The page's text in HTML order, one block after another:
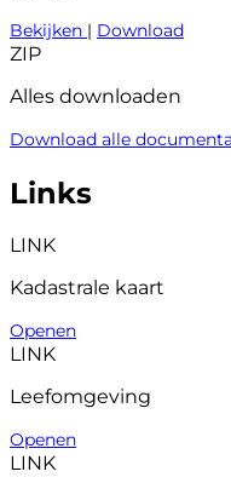
Bekijken | Download
ZIP
Alles downloaden
Download alle
Links
LINK
Kadastrale kaart
Openen
LINK
Leefomgeving
Openen
LINK